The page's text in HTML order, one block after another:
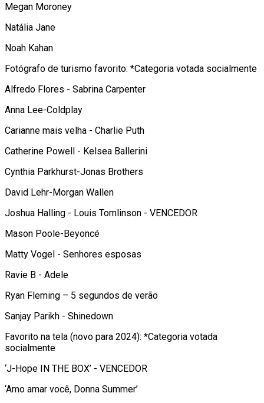
Megan Moroney
Natália Jane
Noah Kahan
Fotógrafo de turismo favorito: *Categoria votada socialmente
Alfredo Flores - Sabrina Carpenter
Anna Lee-Coldplay
Carianne mais velha - Charlie Puth
Catherine Powell - Kelsea Ballerini
Cynthia Parkhurst-Jonas Brothers
David Lehr-Morgan Wallen
Joshua Halling - Louis Tomlinson - VENCEDOR
Mason Poole-Beyoncé
Matty Vogel - Senhores esposas
Ravie B - Adele
Ryan Fleming – 5 segundos de verão
Sanjay Parikh - Shinedown
Favorito na tela (novo para 2024): *Categoria votada
socialmente
‘J-Hope IN THE BOX’ - VENCEDOR
‘Amo amar você, Donna Summer’